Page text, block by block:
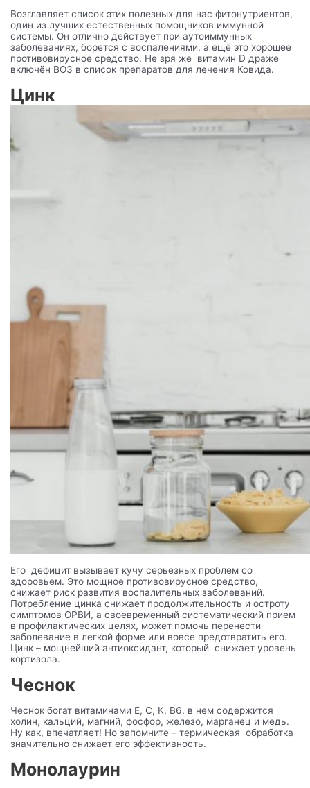
Возглавляет список этих полезных для нас фитонутриентов,
один из лучших естественных помощников иммунной
системы. Он отлично действует при аутоиммунных
заболеваниях, борется с воспалениями, а ещё это хорошее
противовирусное средство. Не зря же витамин D драже
включён ВОЗ в список препаратов для лечения Ковида.
Цинк
Его дефицит вызывает кучу серьезных проблем со
здоровьем. Это мощное противовирусное средство,
снижает риск развития воспалительных заболеваний.
Потребление цинка снижает продолжительность и остроту
симптомов ОРВИ, а своевременный систематический прием
в профилактических целях, может помочь перенести
заболевание в легкой форме или вовсе предотвратить его.
Цинк – мощнейший антиоксидант, который снижает уровень
кортизола.
Чеснок
Чеснок богат витаминами E, С, К, B6, в нем содержится
холин, кальций, магний, фосфор, железо, марганец и медь.
Ну как, впечатляет! Но запомните – термическая обработка
значительно снижает его эффективность.
Монолаурин